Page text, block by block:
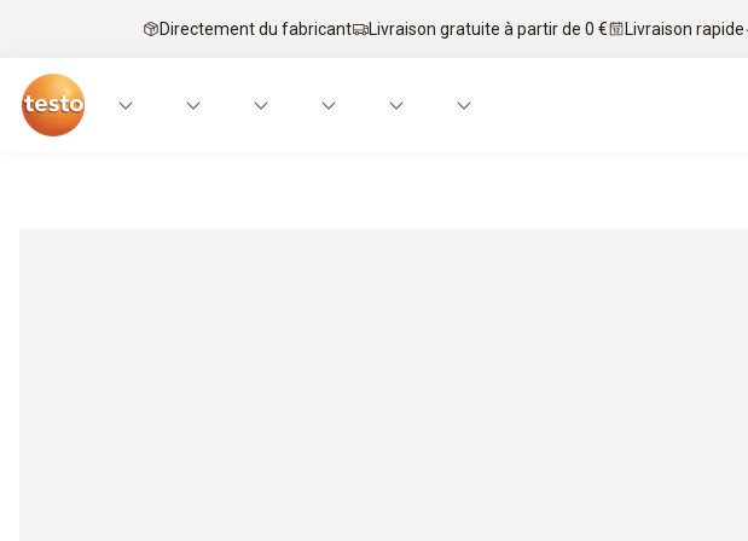
Directement du fabricant Livraison gratuite à partir de 0 € Livraison rapide